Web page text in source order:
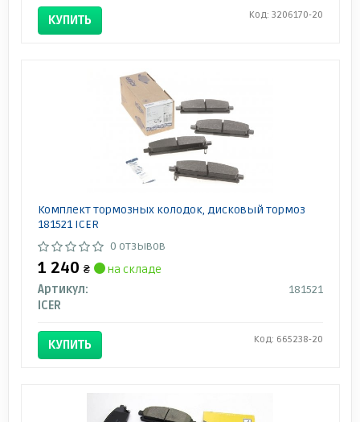
КУПИТЬ Код: 3206170-20
Комплект тормозных колодок, дисковый тормоз
181521 ICER
0 отзывов
1 240 ₴
на складе
Артикул:
181521
ICER
КУПИТЬ Код: 665238-20